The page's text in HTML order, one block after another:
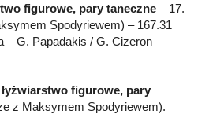
figurowe, pary taneczne – 17.
Spodyriewem) – 167.31
– G. Papadakis / G. Cizeron –
figurowe, pary
z Maksymem Spodyriewem).